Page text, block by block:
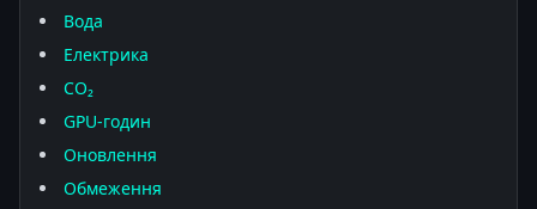
Вода
Електрика
CO₂
GPU-годин
Оновлення
Обмеження